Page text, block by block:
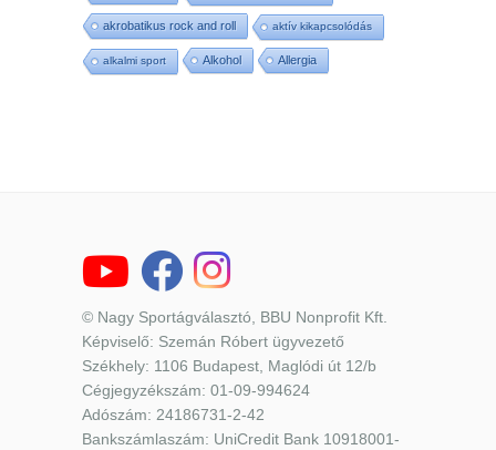
akrobatikus rock and roll aktív kikapcsolódás
alkalmi sport Alkohol Allergia
© Nagy Sportágválasztó, BBU Nonprofit Kft.
Képviselő: Szemán Róbert ügyvezető
Székhely: 1106 Budapest, Maglódi út 12/b
Cégjegyzékszám: 01-09-994624
Adószám: 24186731-2-42
Bankszámlaszám: UniCredit Bank 10918001-